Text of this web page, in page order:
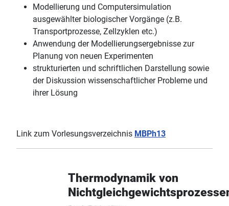
Modellierung und Computersimulation
ausgewählter biologischer Vorgänge (z.B.
Transportprozesse, Zellzyklen etc.)
Anwendung der Modellierungsergebnisse zur
Planung von neuen Experimenten
strukturierten und schriftlichen Darstellung sowie
der Diskussion wissenschaftlicher Probleme und
ihrer Lösung
Link zum Vorlesungsverzeichnis MBPh13
Thermodynamik von